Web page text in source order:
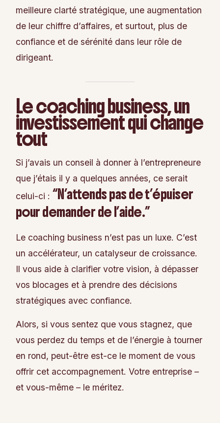
meilleure clarté stratégique, une augmentation
de leur chiffre d’affaires, et surtout, plus de
confiance et de sérénité dans leur rôle de
dirigeant.
Le coaching business, un
investissement qui change
tout
Si j’avais un conseil à donner à l’entrepreneure
que j’étais il y a quelques années, ce serait
celui-ci : “N’attends pas de t’épuiser
pour demander de l’aide.”
Le coaching business n’est pas un luxe. C’est
un accélérateur, un catalyseur de croissance.
Il vous aide à clarifier votre vision, à dépasser
vos blocages et à prendre des décisions
stratégiques avec confiance.
Alors, si vous sentez que vous stagnez, que
vous perdez du temps et de l’énergie à tourner
en rond, peut-être est-ce le moment de vous
offrir cet accompagnement. Votre entreprise –
et vous-même – le méritez.